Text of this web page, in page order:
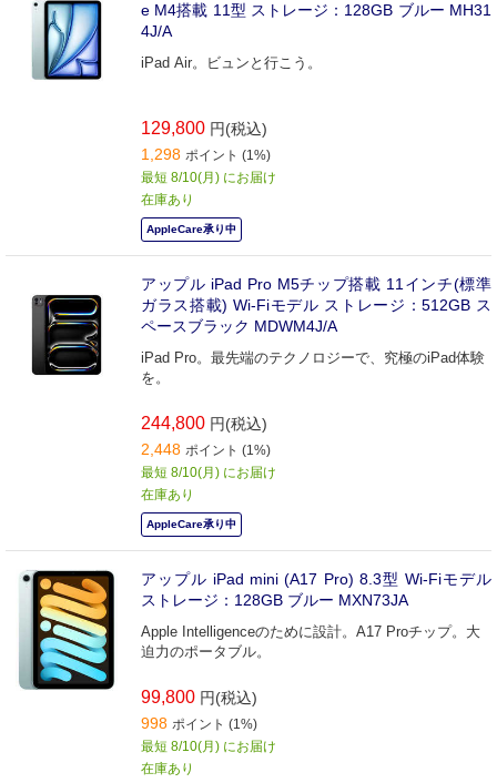
e M4搭載 11型 ストレージ：128GB ブルー MH31
4J/A
iPad Air。ビュンと行こう。
129,800 円(税込)
1,298 ポイント (1%)
最短 8/10(月) にお届け
在庫あり
AppleCare承り中
アップル iPad Pro M5チップ搭載 11インチ(標準
ガラス搭載) Wi-Fiモデル ストレージ：512GB ス
ペースブラック MDWM4J/A
iPad Pro。最先端のテクノロジーで、究極のiPad体験
を。
244,800 円(税込)
2,448 ポイント (1%)
最短 8/10(月) にお届け
在庫あり
AppleCare承り中
アップル iPad mini (A17 Pro) 8.3型 Wi-Fiモデル
ストレージ：128GB ブルー MXN73JA
Apple Intelligenceのために設計。A17 Proチップ。大
迫力のポータブル。
99,800 円(税込)
998 ポイント (1%)
最短 8/10(月) にお届け
在庫あり